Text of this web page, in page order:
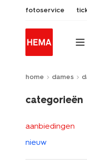
fotoservice
home dames
categorieën
aanbiedingen
nieuw